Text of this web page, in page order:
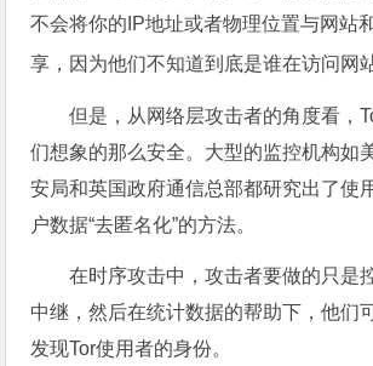
不会将你的IP地址或者物理位置与网站
享，因为他们不知道到底是谁在访问网
但是，从网络层攻击者的角度看，
们想象的那么安全。大型的监控机构如
安局和英国政府通信总部都研究出了使
户数据“去匿名化”的方法。
在时序攻击中，攻击者要做的只是
中继，然后在统计数据的帮助下，他们
发现Tor使用者的身份。